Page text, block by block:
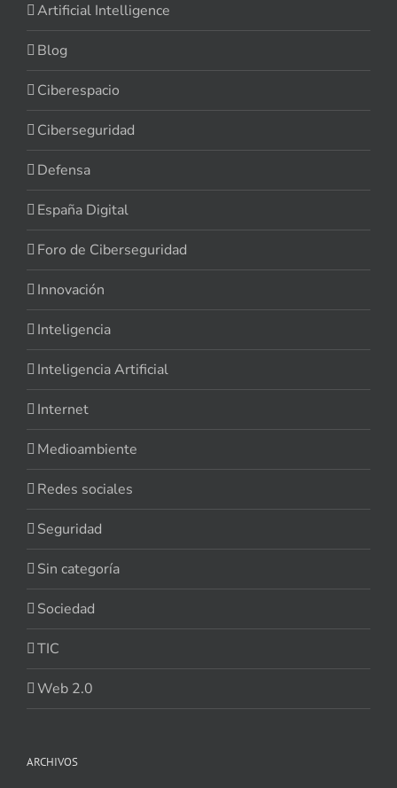
Artificial Intelligence
Blog
Ciberespacio
Ciberseguridad
Defensa
España Digital
Foro de Ciberseguridad
Innovación
Inteligencia
Inteligencia Artificial
Internet
Medioambiente
Redes sociales
Seguridad
Sin categoría
Sociedad
TIC
Web 2.0
ARCHIVOS